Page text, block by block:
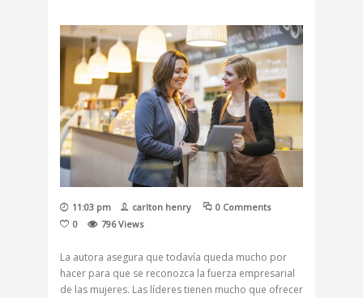
11:03 pm carlton henry
0 Comments
0
796 Views
La autora asegura que todavía queda mucho por
hacer para que se reconozca la fuerza empresarial
de las mujeres. Las líderes tienen mucho que ofrecer